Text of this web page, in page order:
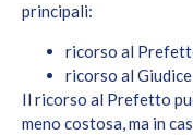
principali:
ricorso al
ricorso al Giudice
Il ricorso al Prefetto
meno costosa, ma in